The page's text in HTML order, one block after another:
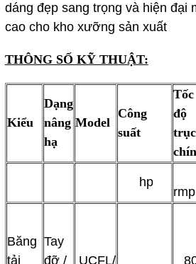
dáng đẹp sang trọng và hiện đại
cao cho kho xưỡng sản xuất
THÔNG SỐ KỸ THUẬT:
Kiểu
Dạng
nâng
hạ
Model
Công
suất
Tốc
độ
trục
hp
rmp
Băng
tải
Tay
đỡ /
UCFL/